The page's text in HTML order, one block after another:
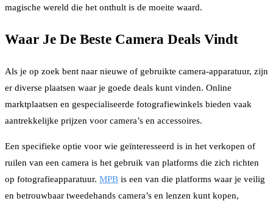
magische wereld die het onthult is de moeite waard.
Waar Je De Beste Camera Deals Vindt
Als je op zoek bent naar nieuwe of gebruikte camera-apparatuur, zijn
er diverse plaatsen waar je goede deals kunt vinden. Online
marktplaatsen en gespecialiseerde fotografiewinkels bieden vaak
aantrekkelijke prijzen voor camera’s en accessoires.
Een specifieke optie voor wie geïnteresseerd is in het verkopen of
ruilen van een camera is het gebruik van platforms die zich richten
op fotografieapparatuur. MPB is een van die platforms waar je veilig
en betrouwbaar tweedehands camera’s en lenzen kunt kopen,